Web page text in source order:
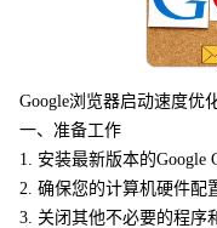
Google浏览器启动速度优
一、准备工作
1. 安装最新版本的Google
2. 确保您的计算机硬件配
3. 关闭其他不必要的程序